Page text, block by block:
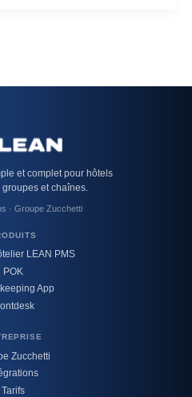
et complet pour hôtels
et chaînes.
· Groupe Zucchetti
LEAN PMS
POK
App
Zucchetti
Tarifs